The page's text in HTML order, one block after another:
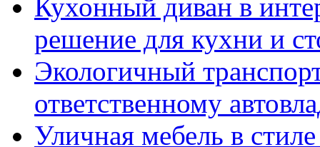
Кухонный диван в
решение для кухни и
Экологичный
ответственному
Уличная мебель в